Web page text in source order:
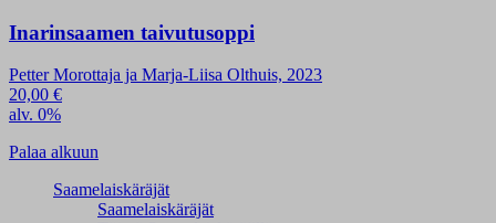
Inarinsaamen taivutusoppi
Petter Morottaja ja Marja-Liisa Olthuis, 2023
20,00 €
alv. 0%
Palaa alkuun
Saamelaiskäräjät
Saamelaiskäräjät